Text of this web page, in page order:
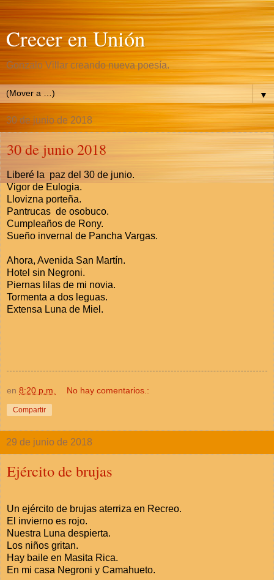
Crecer en Unión
Gonzalo Villar creando nueva poesía.
▼
30 de junio de 2018
30 de junio 2018
Liberé la paz del 30 de junio.
Vigor de Eulogia.
Llovizna porteña.
Pantrucas de osobuco.
Cumpleaños de Rony.
Sueño invernal de Pancha Vargas.
Ahora, Avenida San Martín.
Hotel sin Negroni.
Piernas lilas de mi novia.
Tormenta a dos leguas.
Extensa Luna de Miel.
en 8:20 p.m. No hay comentarios.:
Compartir
29 de junio de 2018
Ejército de brujas
Un ejército de brujas aterriza en Recreo.
El invierno es rojo.
Nuestra Luna despierta.
Los niños gritan.
Hay baile en Masita Rica.
En mi casa Negroni y Camahueto.